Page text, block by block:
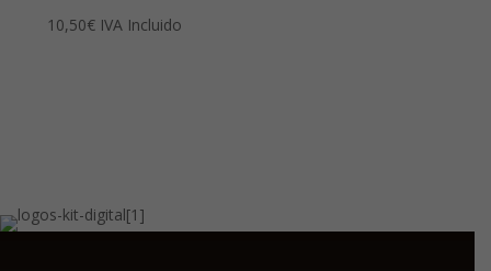
10,50€ IVA Incluido